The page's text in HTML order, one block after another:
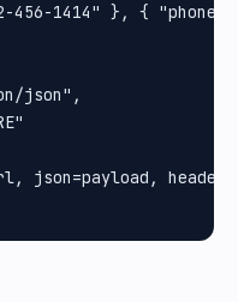
456-1414" }, {
json",
json=payload,